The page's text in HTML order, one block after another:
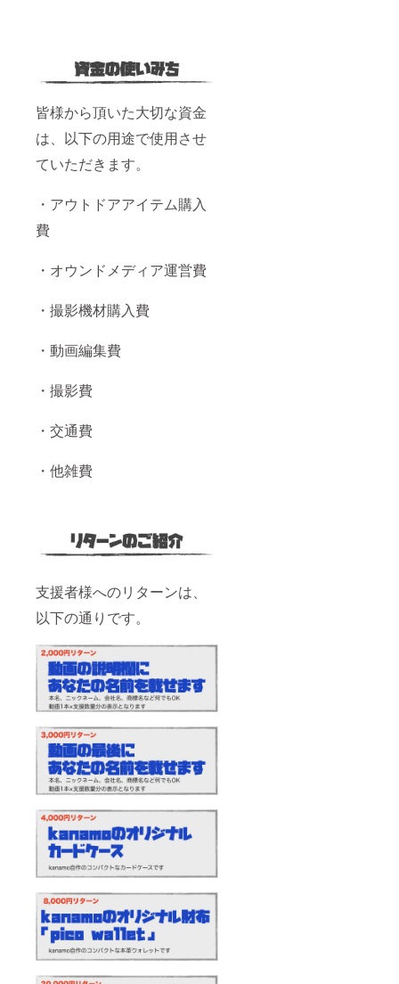
皆様から頂いた大切な資金
は、以下の用途で使用させ
ていただきます。
・アウトドアアイテム購入
費
・オウンドメディア運営費
・撮影機材購入費
・動画編集費
・撮影費
・交通費
・他雑費
支援者様へのリターンは、
以下の通りです。